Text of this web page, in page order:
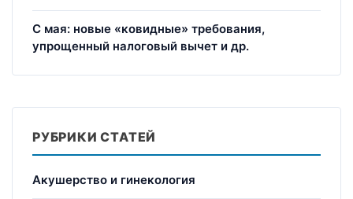
С мая: новые «ковидные» требования,
упрощенный налоговый вычет и др.
РУБРИКИ СТАТЕЙ
Акушерство и гинекология